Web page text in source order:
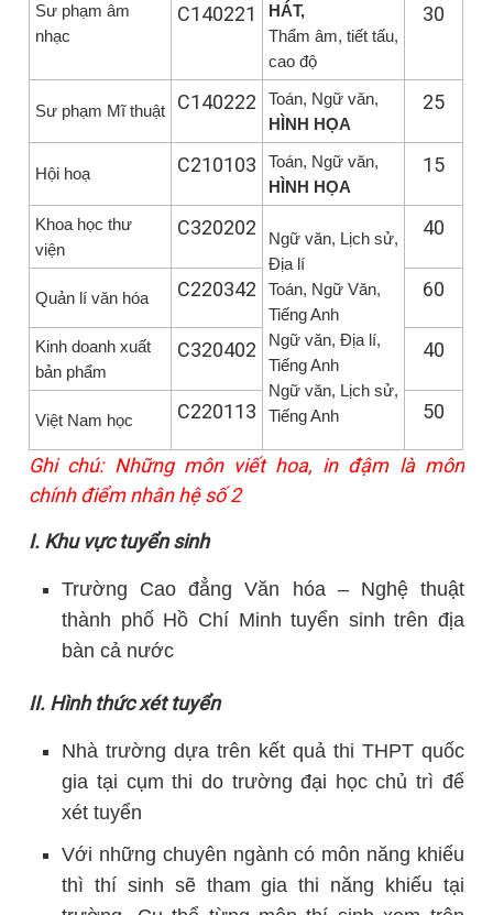
Sư phạm âm
nhạc
C140221
HÁT,
Thẩm âm, tiết tấu,
cao độ
30
Sư phạm Mĩ thuật C140222
Toán, Ngữ văn,
HÌNH HỌA
25
Hội hoạ C210103
Toán, Ngữ văn,
HÌNH HỌA
15
Khoa học thư
viện
C320202
Ngữ văn, Lịch sử,
Địa lí
Toán, Ngữ Văn,
Tiếng Anh
Ngữ văn, Địa lí,
Tiếng Anh
Ngữ văn, Lịch sử,
Tiếng Anh
40
Quản lí văn hóa C220342 60
Kinh doanh xuất
bản phẩm
C320402 40
Việt Nam học C220113 50
Ghi chú: Những môn viết hoa, in đậm là môn
chính điểm nhân hệ số 2
I. Khu vực tuyển sinh
Trường Cao đẳng Văn hóa – Nghệ thuật
thành phố Hồ Chí Minh tuyển sinh trên địa
bàn cả nước
II. Hình thức xét tuyển
Nhà trường dựa trên kết quả thi THPT quốc
gia tại cụm thi do trường đại học chủ trì để
xét tuyển
Với những chuyên ngành có môn năng khiếu
thì thí sinh sẽ tham gia thi năng khiếu tại